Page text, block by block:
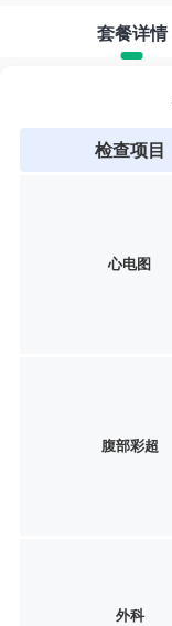
套餐详情
检查项目
心电图
腹部彩超
外科